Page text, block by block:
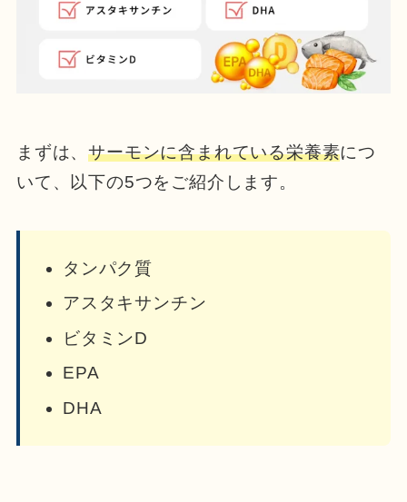
まずは、サーモンに含まれている栄養素につ
いて、以下の5つをご紹介します。
タンパク質
アスタキサンチン
ビタミンD
EPA
DHA